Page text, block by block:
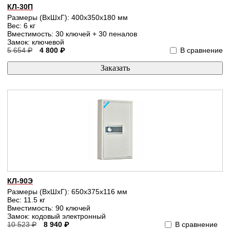
В сравнение
КЛ-30П
Размеры (ВхШхГ): 400x350x180 мм
Вес: 6 кг
Вместимость: 30 ключей + 30 пеналов
Замок: ключевой
5 654 ₽
4 800 ₽
В сравнение
КЛ-90Э
Размеры (ВхШхГ): 650x375x116 мм
Вес: 11.5 кг
Вместимость: 90 ключей
Замок: кодовый электронный
10 523 ₽
8 940 ₽